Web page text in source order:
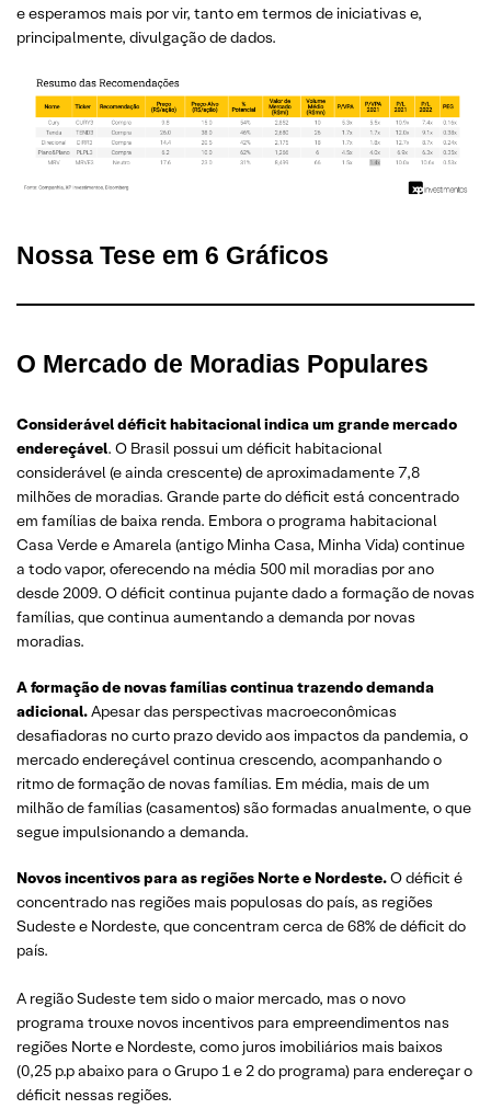
e esperamos mais por vir, tanto em termos de iniciativas e,
principalmente, divulgação de dados.
Nossa Tese em 6 Gráficos
O Mercado de Moradias Populares
Considerável déficit habitacional indica um grande mercado
endereçável. O Brasil possui um déficit habitacional
considerável (e ainda crescente) de aproximadamente 7,8
milhões de moradias. Grande parte do déficit está concentrado
em famílias de baixa renda. Embora o programa habitacional
Casa Verde e Amarela (antigo Minha Casa, Minha Vida) continue
a todo vapor, oferecendo na média 500 mil moradias por ano
desde 2009. O déficit continua pujante dado a formação de novas
famílias, que continua aumentando a demanda por novas
moradias.
A formação de novas famílias continua trazendo demanda
adicional.Apesar das perspectivas macroeconômicas
desafiadoras no curto prazo devido aos impactos da pandemia, o
mercado endereçável continua crescendo, acompanhando o
ritmo de formação de novas famílias. Em média, mais de um
milhão de famílias (casamentos) são formadas anualmente, o que
segue impulsionando a demanda.
Novos incentivos para as regiões Norte e Nordeste.O déficit é
concentrado nas regiões mais populosas do país, as regiões
Sudeste e Nordeste, que concentram cerca de 68% de déficit do
país.
A região Sudeste tem sido o maior mercado, mas o novo
programa trouxe novos incentivos para empreendimentos nas
regiões Norte e Nordeste, como juros imobiliários mais baixos
(0,25 p.p abaixo para o Grupo 1 e 2 do programa) para endereçar o
déficit nessas regiões.